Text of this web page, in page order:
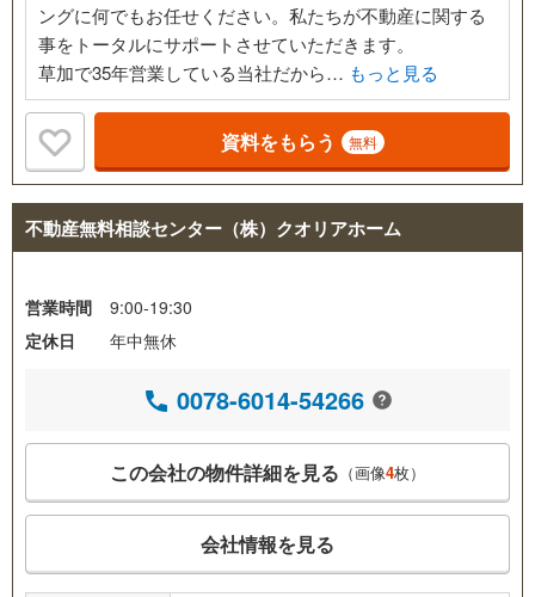
ングに何でもお任せください。私たちが不動産に関する
事をトータルにサポートさせていただきます。
草加で35年営業している当社だから… もっと見る
資料をもらう 無料
不動産無料相談センター（株）クオリアホーム
営業時間
9:00-19:30
定休日
年中無休
0078-6014-54266
この会社の物件詳細を見る （画像4枚）
会社情報を見る